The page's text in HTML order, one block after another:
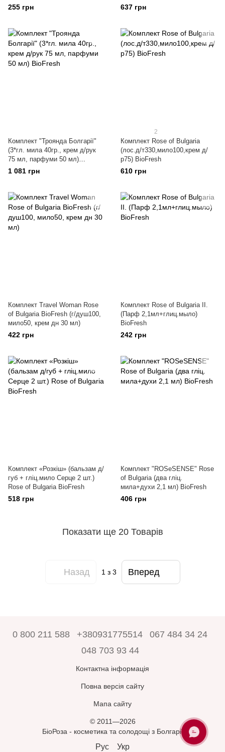
ml
255 грн 637 грн
Комплект "Троянда Болгарії"
(3*гл. мила 40гр., крем д/рук
75 мл, парфуми 50 мл)
BioFresh
1 081 грн
2
Комплект Rose of Bulgaria
(лос.д/т330,мило100,крем д/
р75) BioFresh
610 грн
Комплект Travel Woman Rose
of Bulgaria BioFresh (г/душ100,
мило50, крем дн 30 мл)
422 грн
Комплект Rose of Bulgaria II.
(Парф 2,1мл+глиц.мыло)
BioFresh
242 грн
Комплект «Розкіш» (бальзам д/
губ + гліц.мило Серце 2 шт.)
Rose of Bulgaria BioFresh
518 грн
Комплект "ROSeSENSE" Rose
of Bulgaria (два гліц.
мила+духи 2,1 мл) BioFresh
406 грн
Показати ще 20 Товарів
Назад 1з 3 Вперед
0 800 211 588 +380931775514
067 484 34 24
048 703 93 44
Контактна інформація
Повна версія сайту
Мапа сайту
© 2011—2026
БіоРоза - косметика та солодощі з Болгарії
Рус Укр
ЗАПИТАЙТЕ
У БІОРОЗА